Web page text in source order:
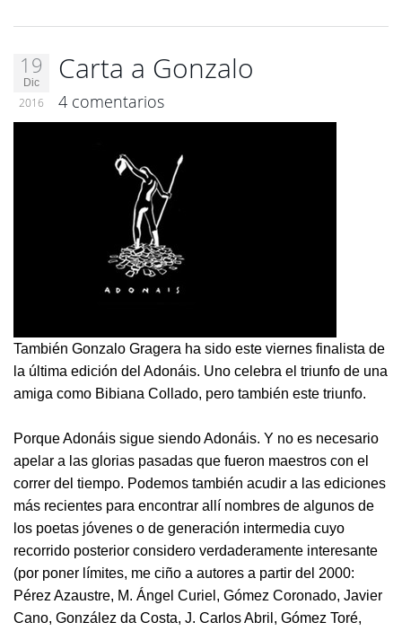
19
Dic
2016
Carta a Gonzalo
4 comentarios
También Gonzalo Gragera ha sido este viernes finalista de
la última edición del Adonáis. Uno celebra el triunfo de una
amiga como Bibiana Collado, pero también este triunfo.
Porque Adonáis sigue siendo Adonáis. Y no es necesario
apelar a las glorias pasadas que fueron maestros con el
correr del tiempo. Podemos también acudir a las ediciones
más recientes para encontrar allí nombres de algunos de
los poetas jóvenes o de generación intermedia cuyo
recorrido posterior considero verdaderamente interesante
(por poner límites, me ciño a autores a partir del 2000:
Pérez Azaustre, M. Ángel Curiel, Gómez Coronado, Javier
Cano, González da Costa, J. Carlos Abril, Gómez Toré,